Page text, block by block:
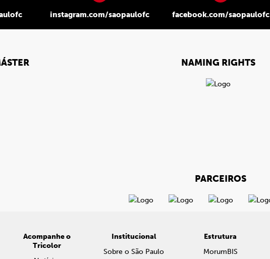
instagram.com/saopaulofc facebook.com/saopaulofc
NAMING RIGHTS
PARCEIROS
Acompanhe o
Tricolor
Institucional
Sobre o São Paulo
Estrutura
MorumBIS